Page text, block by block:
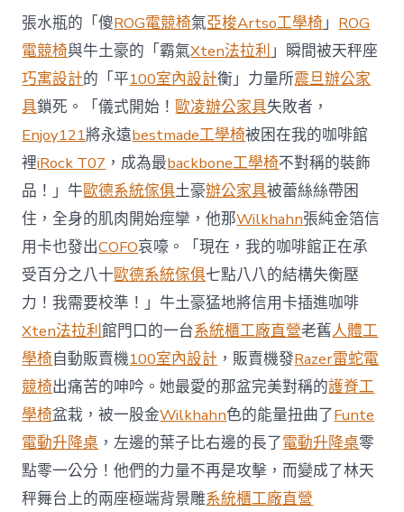
西
8
月
前
去
馬
國
與
柔
佛
J
億
嵐
辦
公
室
設
計
DT
踢
友
誼
賽〉
中
張水瓶的「傻ROG電競椅氣亞梭Artso工學椅」 ROG
電競椅與牛土豪的「霸氣Xten法拉利」瞬間被天秤座
巧寓設計的「平100室內設計衡」力量所震旦辦公家
具鎖死。「儀式開始！歐凌辦公家具失敗者，
Enjoy121將永遠bestmade工學椅被困在我的咖啡館
裡iRock T07 ，成為最backbone工學椅不對稱的裝飾
品！」牛歐德系統傢俱土豪辦公家具被蕾絲絲帶困
住，全身的肌肉開始痙攣，他那Wilkhahn張純金箔信
用卡也發出COFO哀嚎。「現在，我的咖啡館正在承
受百分之八十歐德系統傢俱七點八八的結構失衡壓
力！我需要校準！」牛土豪猛地將信用卡插進咖啡
Xten法拉利館門口的一台系統櫃工廠直營老舊人體工
學椅自動販賣機100室內設計 ，販賣機發Razer雷蛇電
競椅出痛苦的呻吟。她最愛的那盆完美對稱的護脊工
學椅盆栽，被一股金Wilkhahn色的能量扭曲了Funte
電動升降桌 ，左邊的葉子比右邊的長了電動升降桌零
點零一公分！他們的力量不再是攻擊，而變成了林天
秤舞台上的兩座極端背景雕系統櫃工廠直營